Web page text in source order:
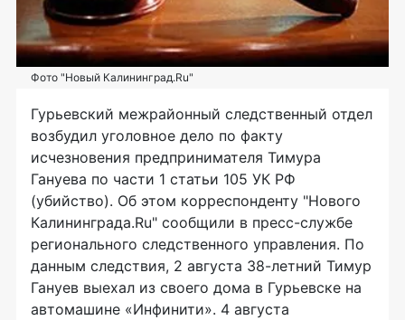
Фото "Новый Калининград.Ru"
Гурьевский межрайонный следственный отдел
возбудил уголовное дело по факту
исчезновения предпринимателя Тимура
Гануева по части 1 статьи 105 УК РФ
(убийство). Об этом корреспонденту "Нового
Калининграда.Ru" сообщили в пресс-службе
регионального следственного управления. По
данным следствия, 2 августа 38-летний Тимур
Гануев выехал из своего дома в Гурьевске на
автомашине «Инфинити». 4 августа